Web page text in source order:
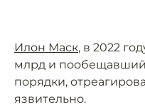
Илон Маск, в 2022
млрд и пообещавший
порядки,
язвительно.